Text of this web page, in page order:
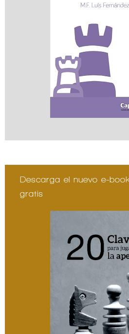
Descarga el nuevo e-
gratis